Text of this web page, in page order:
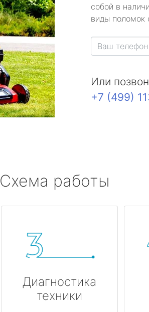
собой в
виды поломок
Или
+7 (499)
Схема работы
Диагностика
техники